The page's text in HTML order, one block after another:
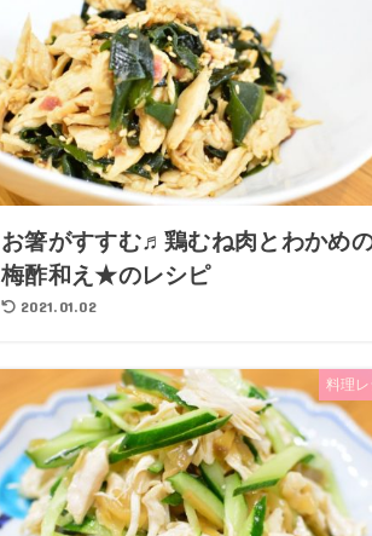
お箸がすすむ♬鶏むね肉とわかめ
梅酢和え★のレシピ
2021.01.02
料理